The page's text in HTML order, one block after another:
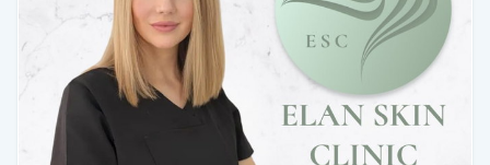
Japansk massage